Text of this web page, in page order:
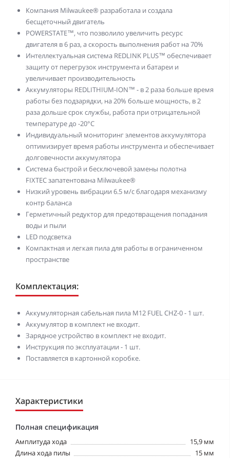
Компания Milwaukee® разработала и создала
бесщеточный двигатель
POWERSTATE™, что позволило увеличить ресурс
двигателя в 6 раз, а скорость выполнения работ на 70%
Интеллектуальная система REDLINK PLUS™ обеспечивает
защиту от перегрузок инструмента и батареи и
увеличивает производительность
Аккумуляторы REDLITHIUM-ION™ - в 2 раза больше время
работы без подзарядки, на 20% больше мощность, в 2
раза дольше срок службы, работа при отрицательной
температуре до -20°С
Индивидуальный мониторинг элементов аккумулятора
оптимизирует время работы инструмента и обеспечивает
долговечности аккумулятора
Система быстрой и бесключевой замены полотна
FIXTEC запатентована Milwaukee®
Низкий уровень вибрации 6.5 м/с благодаря механизму
контр баланса
Герметичный редуктор для предотвращения попадания
воды и пыли
LED подсветка
Компактная и легкая пила для работы в ограниченном
пространстве
Комплектация:
Аккумуляторная сабельная пила M12 FUEL CHZ-0 - 1 шт.
Аккумулятор в комплект не входит.
Зарядное устройство в комплект не входит.
Инструкция по эксплуатации - 1 шт.
Поставляется в картонной коробке.
Характеристики
Полная спецификация
Амплитуда хода
15,9 мм
Длина хода пилы
15 мм